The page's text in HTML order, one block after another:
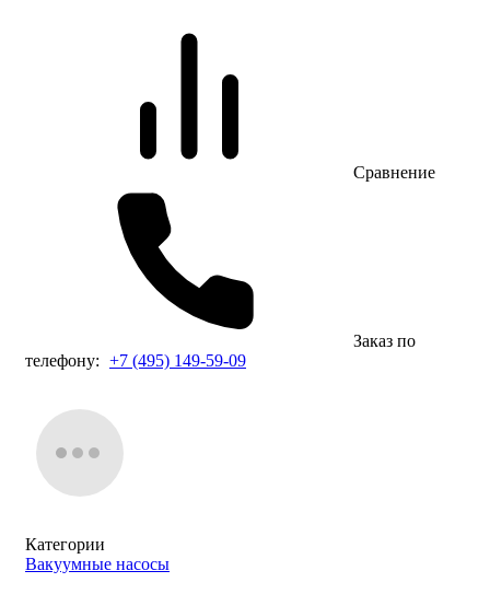
Сравнение
Заказ по
телефону: +7 (495) 149-59-09
Категории
Вакуумные насосы